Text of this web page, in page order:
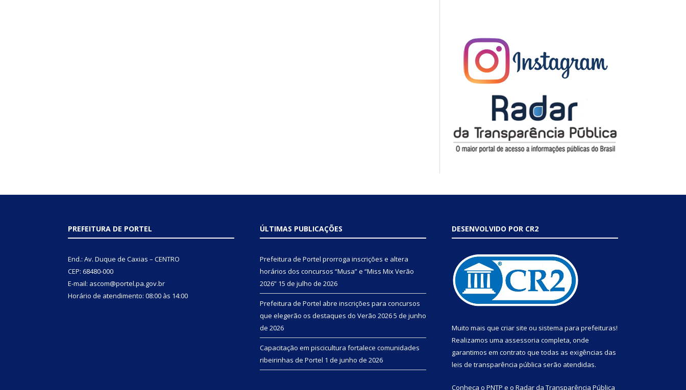
PREFEITURA DE PORTEL
End.: Av. Duque de Caxias – CENTRO
CEP: 68480-000
E-mail: ascom@portel.pa.gov.br
Horário de atendimento: 08:00 às 14:00
ÚLTIMAS PUBLICAÇÕES
Prefeitura de Portel prorroga inscrições e altera
horários dos concursos “Musa” e “Miss Mix Verão
2026” 15 de julho de 2026
Prefeitura de Portel abre inscrições para concursos
que elegerão os destaques do Verão 20265 de junho
de 2026
Capacitação em piscicultura fortalece comunidades
ribeirinhas de Portel 1 de junho de 2026
DESENVOLVIDO POR CR2
Muito mais que criar site ou sistema para prefeituras!
Realizamos uma assessoria completa, onde
garantimos em contrato que todas as exigências das
leis de transparência pública serão atendidas.
Conheça o PNTP e o Radar da Transparência Pública